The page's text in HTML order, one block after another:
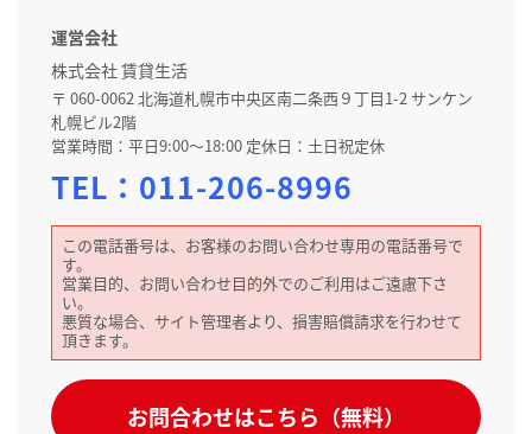
運営会社
株式会社 賃貸生活
〒 060-0062 北海道札幌市中央区南二条西９丁目1-2 サンケン
札幌ビル2階
営業時間：平日9:00～18:00 定休日：土日祝定休
TEL： 011-206-8996
この電話番号は、お客様のお問い合わせ専用の電話番号で
す。
営業目的、お問い合わせ目的外でのご利用はご遠慮下さ
い。
悪質な場合、サイト管理者より、損害賠償請求を行わせて
頂きます。
お問合わせはこちら（無料）